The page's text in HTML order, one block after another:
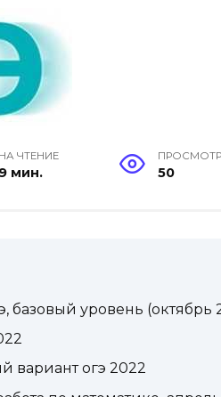
НА ЧТЕНИЕ
9 мин. 50
базовый уровень (октябрь
вариант огэ 2022